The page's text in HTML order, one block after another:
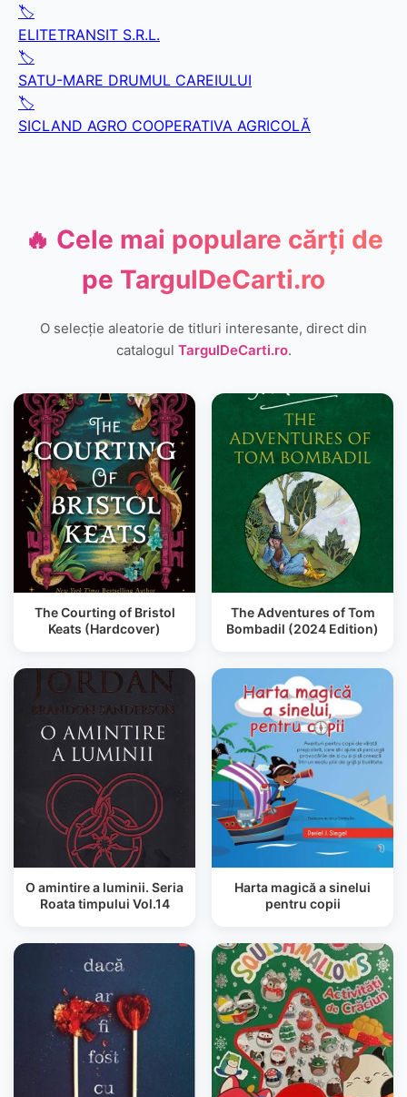
🏷️
ELITETRANSIT S.R.L.
🏷️
SATU-MARE DRUMUL CAREIULUI
🏷️
SICLAND AGRO COOPERATIVA AGRICOLĂ
🔥 Cele mai populare cărți de
pe TargulDeCarti.ro
O selecție aleatorie de titluri interesante, direct din
catalogul TargulDeCarti.ro.
The Courting of Bristol
Keats (Hardcover)
The Adventures of Tom
Bombadil (2024 Edition)
O amintire a luminii. Seria
Roata timpului Vol.14
Harta magică a sinelui
pentru copii